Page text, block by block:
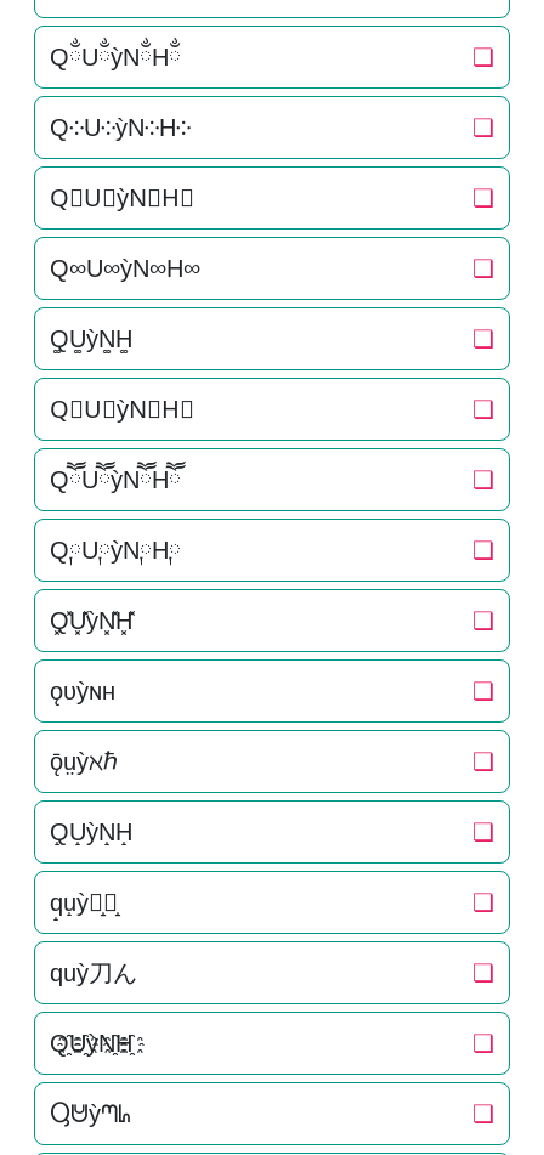
QྂUྂỳNྂHྂ ❏
Q༶U༶ỳN༶H༶ ❏
Q⃕U⃕ỳN⃕H⃕ ❏
Q∞U∞ỳN∞H∞ ❏
Q͚U͚ỳN͚H͚ ❏
Q⃒U⃒ỳN⃒H⃒ ❏
QཽUཽỳNཽHཽ ❏
Q༙U༙ỳN༙H༙ ❏
Q͓̽U͓̽ỳN͓̽H͓̽ ❏
ǫᴜỳɴʜ ❏
ǭṳỳℵℏ ❏
Q̝U̝ỳN̝H̝ ❏
q̝u̝ỳ刀̝ん̝ ❏
quỳ刀ん ❏
Q҈U҈ỳN҈H҈ ❏
Ⴓᕰỳᘉᖺ ❏